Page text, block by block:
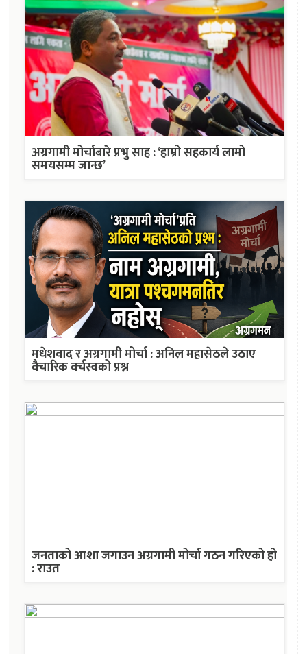
अग्रगामी मोर्चाबारे प्रभु साह : ‘हाम्रो सहकार्य लामो
समयसम्म जान्छ’
मधेशवाद र अग्रगामी मोर्चा : अनिल महासेठले उठाए
वैचारिक वर्चस्वको प्रश्न
जनताको आशा जगाउन अग्रगामी मोर्चा गठन गरिएको हो
: राउत